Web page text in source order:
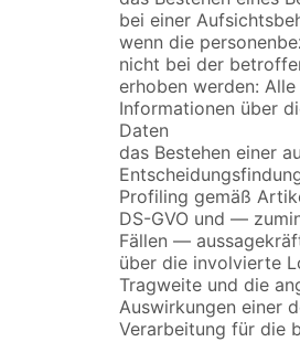
bei einer
wenn die
nicht bei der
erhoben werden:
Informationen über
Daten
das Bestehen einer
Profiling gemäß
DS-GVO und —
Fällen —
über die involvierte
Tragweite und die
Auswirkungen einer
Verarbeitung für die